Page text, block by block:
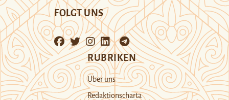
FOLGT UNS
RUBRIKEN
Über uns
Redaktionscharta